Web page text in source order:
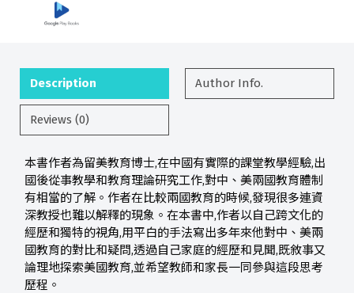
Description Author Info.
Reviews (0)
本書作者為留美教育博士,在中國有實際的課堂教學經驗,出
國後從事教學和教育理論研究工作,對中、美兩國教育體制
有相當的了解。作者在比較兩國教育的時候,發現很多連資
深教授也難以解釋的現象。在本書中,作者以自己跨文化的
經歷和獨特的視角,用平白的手法寫出多年來他對中、美兩
國教育的對比和疑問,透過自己家庭的經歷和見聞,既敘事又
論理地探索美國教育,並希望教師和家長一同參與這段思考
歷程。